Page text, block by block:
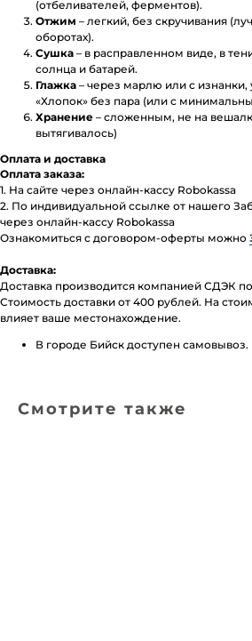
(отбеливателей, ферментов).
Отжим – легкий, без скручивания
оборотах).
Сушка – в расправленном виде, в
солнца и батарей.
Глажка – через марлю или с
«Хлопок» без пара (или с
Хранение – сложенным, не на
вытягивалось)
Оплата и доставка
Оплата заказа:
1. На сайте через онлайн-кассу Robokassa
2. По индивидуальной ссылке от нашего
через онлайн-кассу Robokassa
Ознакомиться с договором-оферты можно
Доставка:
Доставка производится компанией СДЭК
Стоимость доставки от 400 рублей. На
влияет ваше местонахождение.
В городе Бийск доступен самовывоз.
Смотрите также